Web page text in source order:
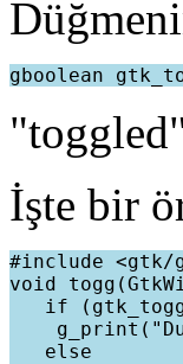
İşte bir
#include <gtk/
void
if
   else